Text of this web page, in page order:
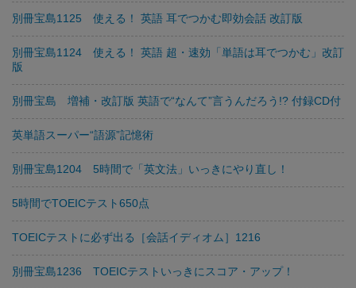
別冊宝島1125 使える！ 英語 耳でつかむ即効会話 改訂版
別冊宝島1124 使える！ 英語 超・速効「単語は耳でつかむ」改訂
版
別冊宝島 増補・改訂版 英語で“なんて”言うんだろう!? 付録CD付
英単語スーパー“語源”記憶術
別冊宝島1204 5時間で「英文法」いっきにやり直し！
5時間でTOEICテスト650点
TOEICテストに必ず出る［会話イディオム］1216
別冊宝島1236 TOEICテストいっきにスコア・アップ！